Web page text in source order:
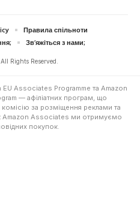
Rights Reserved.
Правила спільноти
Зв’яжіться з нами;
Associates Programme та Amazon
— афіліатних програм, що
за розміщення реклами та
Amazon Associates ми отримуємо
покупок.